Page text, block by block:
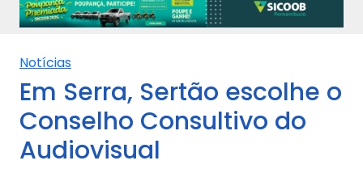
Notícias
Em Serra, Sertão escolhe o
Conselho Consultivo do
Audiovisual